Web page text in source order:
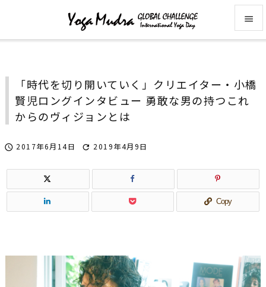


サイド


「時代を切り開いていく」クリエイター・小橋
賢児ロングインタビュー 勇敢な男の持つこれ
からのヴィジョンとは――
 2017年6月14日  2019年4月9日
Copy